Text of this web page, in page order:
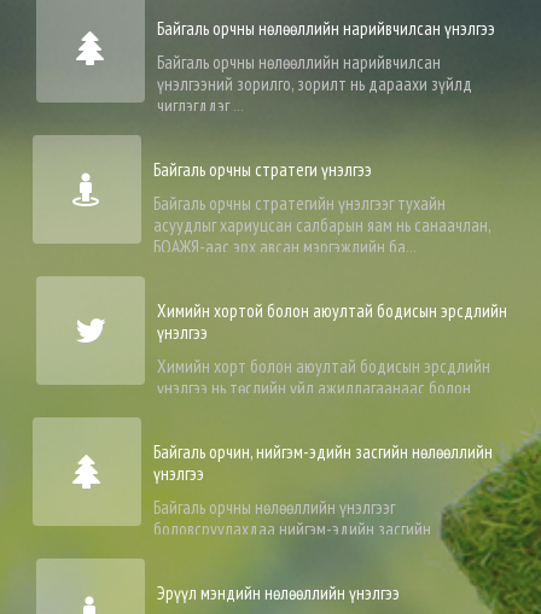
Байгаль орчны нөлөөллийн нарийвчилсан үнэлгээ
Байгаль орчны нөлөөллийн нарийвчилсан
үнэлгээний зорилго, зорилт нь дараахи зүйлд
чиглэгддэг ...
Байгаль орчны стратеги үнэлгээ
Байгаль орчны стратегийн үнэлгээг тухайн
асуудлыг хариуцсан салбарын яам нь санаачлан,
БОАЖЯ-аас эрх авсан мэргэжлийн ба...
Химийн хортой болон аюултай бодисын эрсдлийн
үнэлгээ
Химийн хорт болон аюултай бодисын эрсдлийн
үнэлгээ нь төслийн үйл ажиллагаанаас болон
Байгаль орчин, нийгэм-эдийн засгийн нөлөөллийн
үнэлгээ
Байгаль орчны нөлөөллийн үнэлгээг
боловсруулахдаа нийгэм-эдийн засгийн
Эрүүл мэндийн нөлөөллийн үнэлгээ